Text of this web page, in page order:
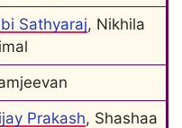
Sathyaraj, Nikhila
Prakash, Shashaa